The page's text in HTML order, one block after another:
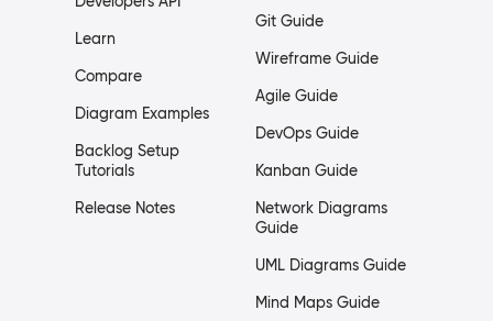
Learn
Compare
Diagram Examples
Backlog Setup
Tutorials
Release Notes
Git Guide
Wireframe Guide
Agile Guide
DevOps Guide
Kanban Guide
Network Diagrams
Guide
UML Diagrams Guide
Mind Maps Guide